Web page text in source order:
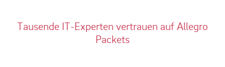
Tausende IT-Experten vertrauen auf Allegro
Packets